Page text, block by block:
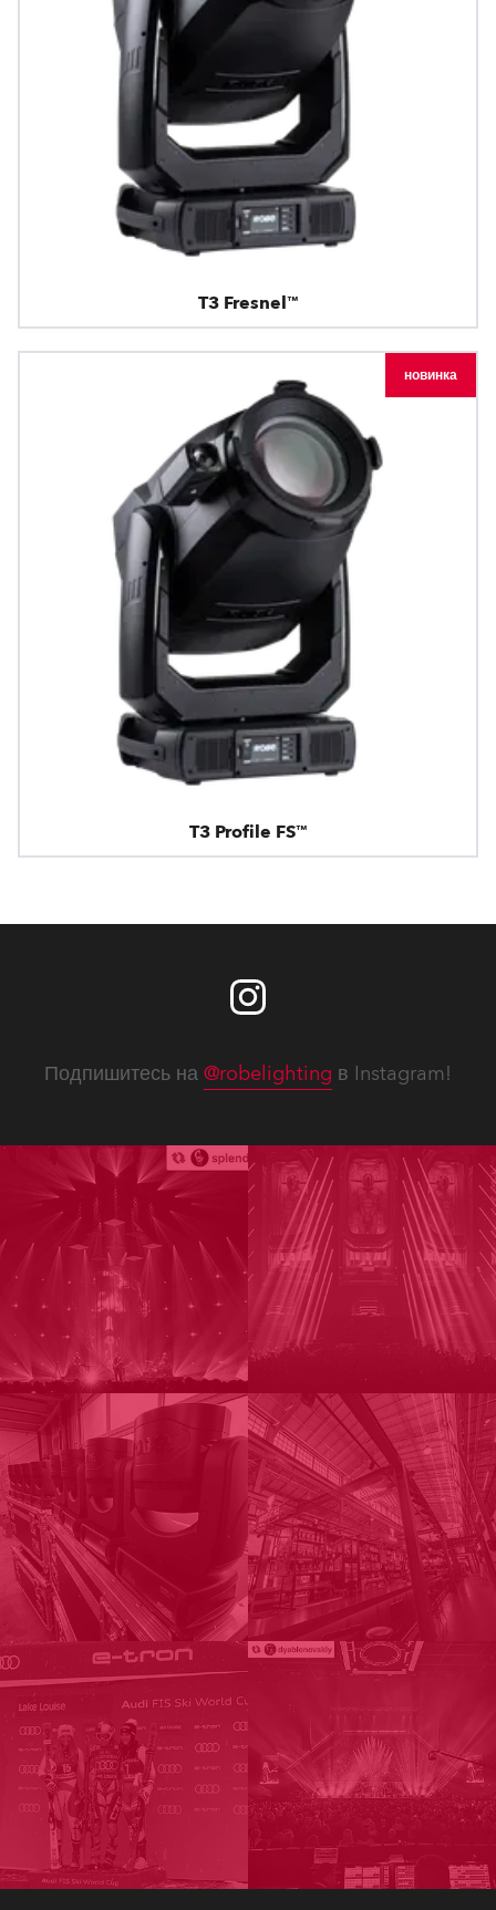
T3 Fresnel™
T3 Profile FS™
новинка
Подпишитесь на @robelighting в Instagram!